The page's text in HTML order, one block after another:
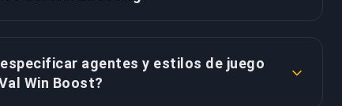
boosters profesionales entienden el sistema
de Val íntimamente. Cada victoria
agentes y estilos de juego
Win Boost?